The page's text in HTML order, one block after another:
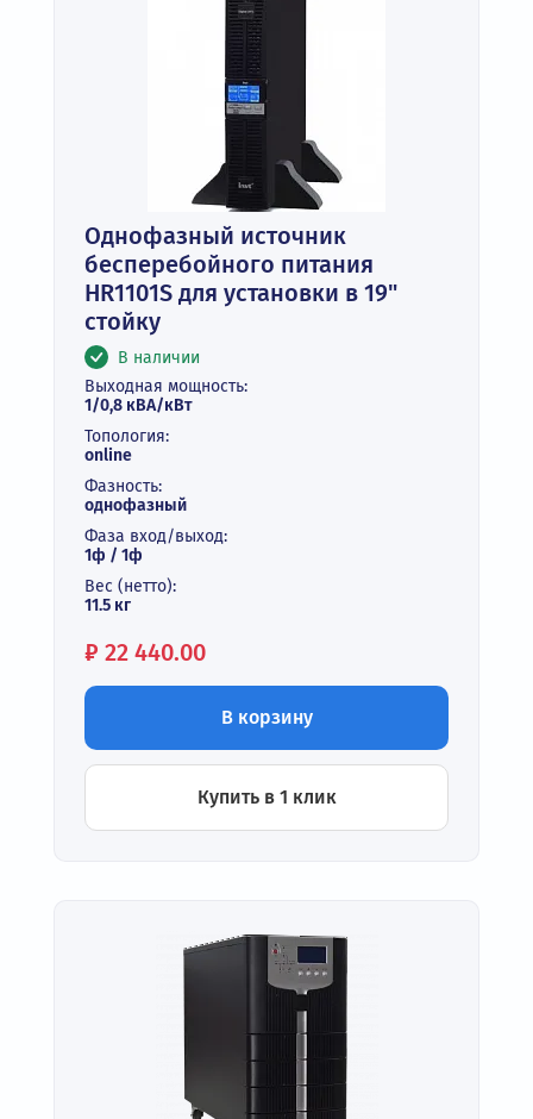
Однофазный источник
бесперебойного питания
HR1101S для установки в 19"
стойку
В наличии
Выходная мощность:
1/0,8 кВА/кВт
Топология:
online
Фазность:
однофазный
Фаза вход/выход:
1ф / 1ф
Вес (нетто):
11.5 кг
Цена:
₽ 22 440.00
В корзину
Купить в 1 клик